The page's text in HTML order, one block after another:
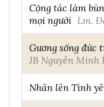
Cộng tác làm
mọi người Lm.
Gương sống đức
JB Nguyễn Minh
Nhân lên Tình